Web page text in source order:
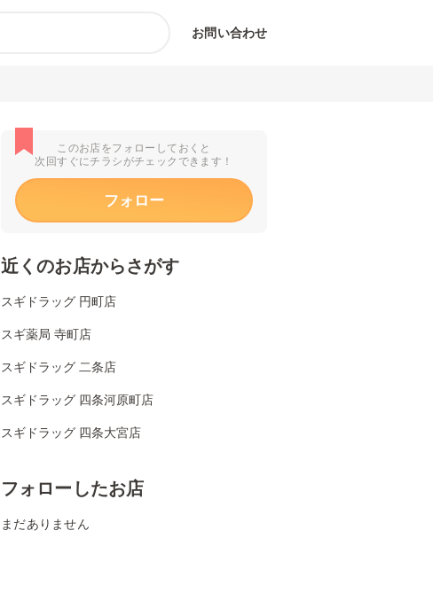
お問い合わせ
このお店をフォローしておくと
次回すぐにチラシがチェックできます！
フォロー
近くのお店からさがす
スギドラッグ 円町店
スギ薬局 寺町店
スギドラッグ 二条店
スギドラッグ 四条河原町店
スギドラッグ 四条大宮店
フォローしたお店
まだありません